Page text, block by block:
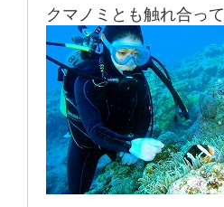
クマノミとも触れ合って